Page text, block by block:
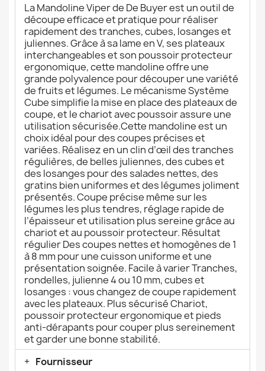
La Mandoline Viper de De Buyer est un outil de
découpe efficace et pratique pour réaliser
rapidement des tranches, cubes, losanges et
juliennes. Grâce à sa lame en V, ses plateaux
interchangeables et son poussoir protecteur
ergonomique, cette mandoline offre une
grande polyvalence pour découper une variété
de fruits et légumes. Le mécanisme Système
Cube simplifie la mise en place des plateaux de
coupe, et le chariot avec poussoir assure une
utilisation sécurisée.Cette mandoline est un
choix idéal pour des coupes précises et
variées. Réalisez en un clin d’œil des tranches
régulières, de belles juliennes, des cubes et
des losanges pour des salades nettes, des
gratins bien uniformes et des légumes joliment
présentés. Coupe précise même sur les
légumes les plus tendres, réglage rapide de
l’épaisseur et utilisation plus sereine grâce au
chariot et au poussoir protecteur. Résultat
régulier Des coupes nettes et homogènes de 1
à 8 mm pour une cuisson uniforme et une
présentation soignée. Facile à varier Tranches,
rondelles, julienne 4 ou 10 mm, cubes et
losanges : vous changez de coupe rapidement
avec les plateaux. Plus sécurisé Chariot,
poussoir protecteur ergonomique et pieds
anti-dérapants pour couper plus sereinement
et garder une bonne stabilité.
Fournisseur